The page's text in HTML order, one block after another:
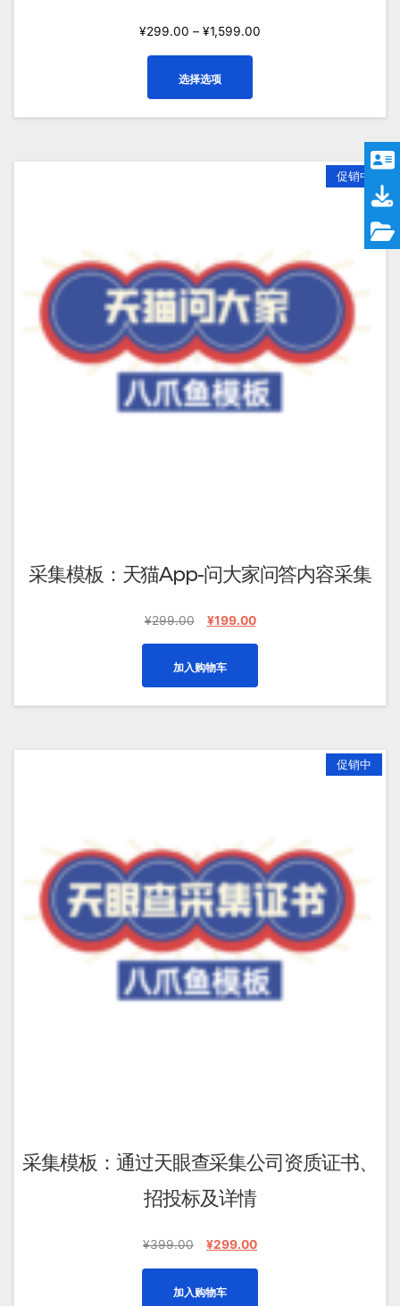
¥299.00 – ¥1,599.00
选择选项
在
产
品
页
面
上
选
择
促销中
采集模板：天猫App-问大家问答内容采集
¥299.00
原
¥299.00。
¥199.00当
为：
¥199.00。
加入购物车
促销中
采集模板：通过天眼查采集公司资质证书、
招投标及详情
¥399.00
原
¥399.00。
¥299.00当
加入购物车